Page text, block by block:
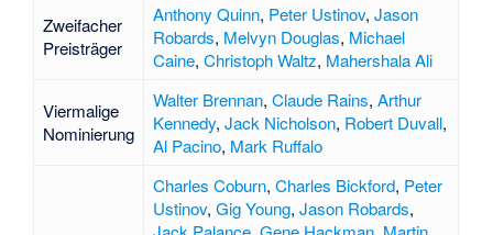
Zweifacher
Preisträger
Anthony Quinn, Peter Ustinov, Jason
Robards, Melvyn Douglas, Michael
Caine, Christoph Waltz, Mahershala Ali
Viermalige
Nominierung
Walter Brennan, Claude Rains, Arthur
Kennedy, Jack Nicholson, Robert Duvall,
Al Pacino, Mark Ruffalo
Charles Coburn, Charles Bickford, Peter
Ustinov, Gig Young, Jason Robards,